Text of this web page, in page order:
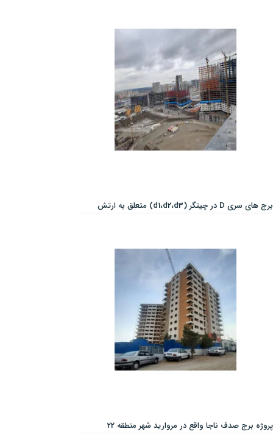
برج های سری D در چیتگر (d1،d2،d3) متعلق به ارتش
پروژه برج صدف ناجا واقع در مروارید شهر منطقه 22